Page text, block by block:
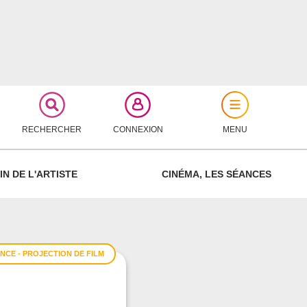
RECHERCHER CONNEXION MENU
DE L'ARTISTE CINÉMA, LES SÉANCES
- PROJECTION DE FILM
FERMER